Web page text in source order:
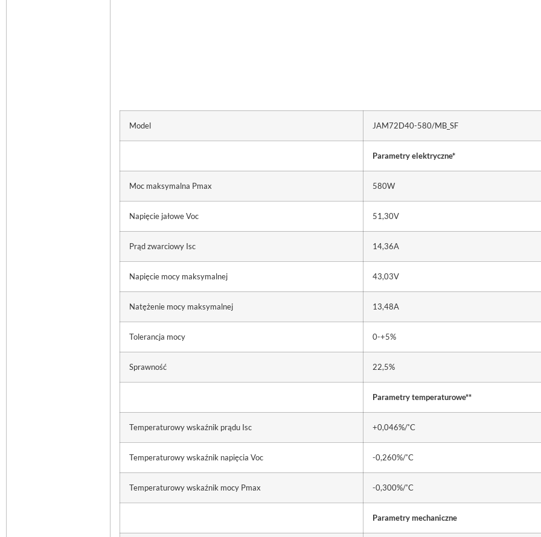
Model JAM72D40-580/MB_SF
Parametry elektryczne*
Moc maksymalna Pmax 580W
Napięcie jałowe Voc 51,30V
Prąd zwarciowy Isc 14,36A
Napięcie mocy maksymalnej 43,03V
Natężenie mocy maksymalnej 13,48A
Tolerancja mocy 0-+5%
Sprawność 22,5%
Parametry temperaturowe**
Temperaturowy wskaźnik prądu Isc +0,046%/◦C
Temperaturowy wskaźnik napięcia Voc -0,260%/◦C
Temperaturowy wskaźnik mocy Pmax -0,300%/◦C
Parametry mechaniczne